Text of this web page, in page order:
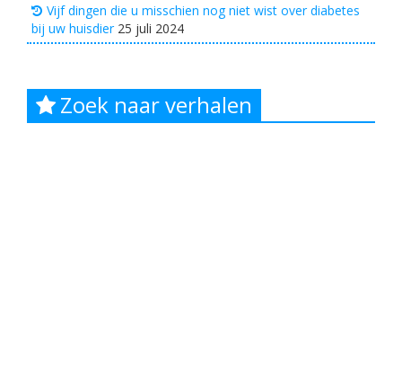
Vijf dingen die u misschien nog niet wist over diabetes
bij uw huisdier 25 juli 2024
Zoek naar verhalen